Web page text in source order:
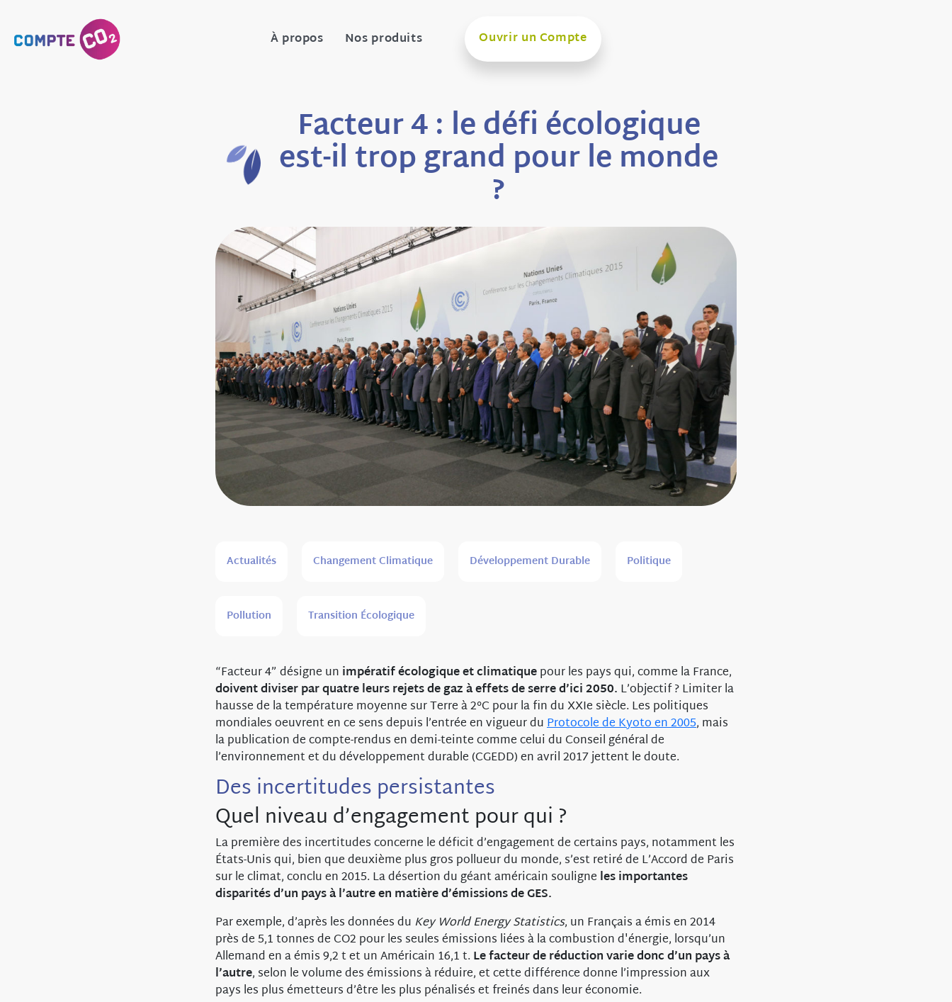
À propos Nos produits Ouvrir un Compte
Facteur 4 : le défi écologique
est-il trop grand pour le monde
?
Actualités Changement Climatique Développement Durable Politique
Pollution Transition Écologique
“Facteur 4” désigne un impératif écologique et climatiquepour les pays qui, comme la France,
doivent diviser par quatre leurs rejets de gaz à effets de serre d’ici 2050. L’objectif ? Limiter la
hausse de la température moyenne sur Terre à 2°C pour la fin du XXIe siècle. Les politiques
mondiales oeuvrent en ce sens depuis l’entrée en vigueur duProtocole de Kyoto en 2005, mais
la publication de compte-rendus en demi-teinte comme celui du Conseil général de
l’environnement et du développement durable (CGEDD) en avril 2017 jettent le doute.
Des incertitudes persistantes
Quel niveau d’engagement pour qui ?
La première des incertitudes concerne le déficit d’engagement de certains pays, notamment les
États-Unis qui, bien que deuxième plus gros pollueur du monde, s’est retiré de L’Accord de Paris
sur le climat, conclu en 2015. La désertion du géant américain souligne les importantes
disparités d’un pays à l’autre en matière d’émissions de GES.
Par exemple, d’après les données du Key World Energy Statistics, un Français a émis en 2014
près de 5,1 tonnes de CO2 pour les seules émissions liées à la combustion d'énergie, lorsqu’un
Allemand en a émis 9,2 t et un Américain 16,1 t. Le facteur de réduction varie donc d’un pays à
l’autre, selon le volume des émissions à réduire, et cette différence donne l’impression aux
pays les plus émetteurs d’être les plus pénalisés et freinés dans leur économie.